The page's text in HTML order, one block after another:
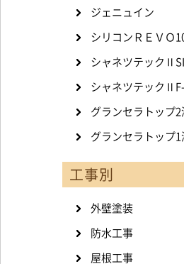
ジェニュイン
シリコンＲＥＶＯ
シャネツテック
シャネツテック
グランセラトップ2
グランセラトップ1
工事別
外壁塗装
防水工事
屋根工事